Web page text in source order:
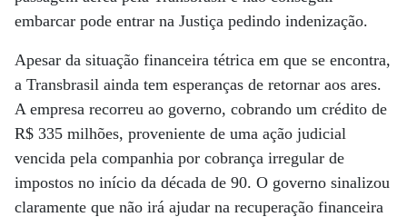
embarcar pode entrar na Justiça pedindo indenização.
Apesar da situação financeira tétrica em que se encontra,
a Transbrasil ainda tem esperanças de retornar aos ares.
A empresa recorreu ao governo, cobrando um crédito de
R$ 335 milhões, proveniente de uma ação judicial
vencida pela companhia por cobrança irregular de
impostos no início da década de 90. O governo sinalizou
claramente que não irá ajudar na recuperação financeira